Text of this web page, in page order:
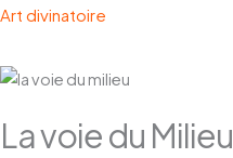
Art divinatoire
La voie du Milieu